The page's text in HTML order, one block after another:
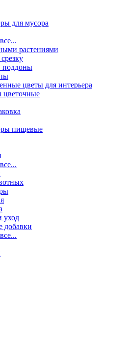
для мусора
растениями
поддоны
цветы для интерьера
цветочные
пищевые
уход
добавки